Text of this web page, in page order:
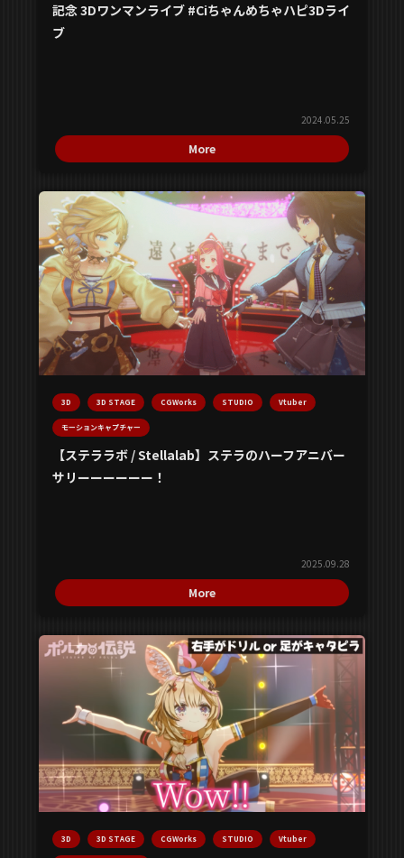
記念 3Dワンマンライブ #Ciちゃんめちゃハピ3Dライ
ブ
2024.05.25
More
3D 3D STAGE CGWorks STUDIO Vtuber
モーションキャプチャー
【ステララボ / Stellalab】ステラのハーフアニバー
サリーーーーーー！
2025.09.28
More
3D 3D STAGE CGWorks STUDIO Vtuber